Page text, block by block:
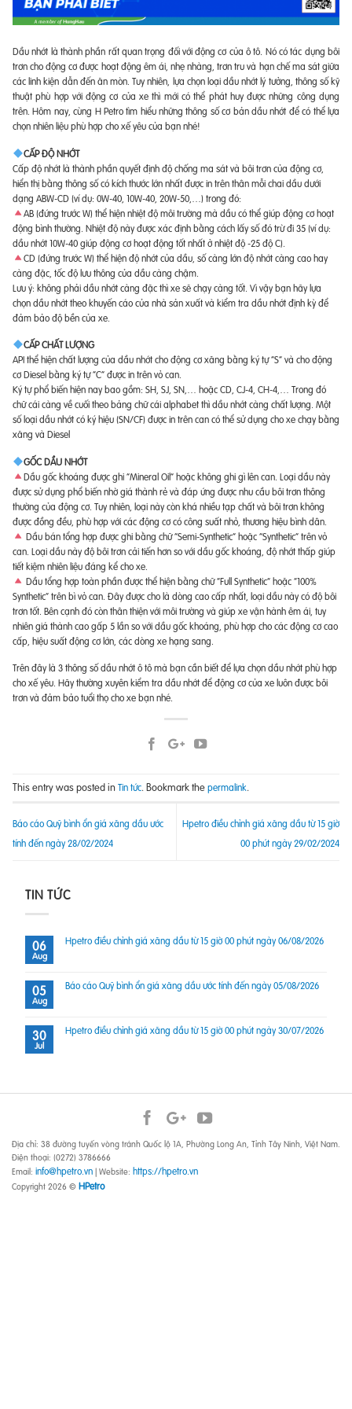
TIN TỨC
06
Aug
Hpetro điều chỉnh giá xăng dầu từ 15 giờ 00 phút ngày 06/08/2026
05
Aug
Báo cáo Quỹ bình ổn giá xăng dầu ước tính đến ngày 05/08/2026
30
Jul
Hpetro điều chỉnh giá xăng dầu từ 15 giờ 00 phút ngày 30/07/2026
Dầu nhớt là thành phần rất quan trọng đối với động cơ của ô tô. Nó có tác dụng bôi
trơn cho động cơ được hoạt động êm ái, nhẹ nhàng, trơn tru và hạn chế ma sát giữa
các linh kiện dẫn đến ăn mòn. Tuy nhiên, lựa chọn loại dầu nhớt lý tưởng, thông số kỹ
thuật phù hợp với động cơ của xe thì mới có thể phát huy được những công dụng
trên. Hôm nay, cùng H Petro tìm hiểu những thông số cơ bản dầu nhớt để có thể lựa
chọn nhiên liệu phù hợp cho xế yêu của bạn nhé!
CẤP ĐỘ NHỚT
Cấp độ nhớt là thành phần quyết định độ chống ma sát và bôi trơn của động cơ,
hiển thị bằng thông số có kích thước lớn nhất được in trên thân mỗi chai dầu dưới
dạng ABW-CD (ví dụ: 0W-40, 10W-40, 20W-50,…) trong đó:
AB (đứng trước W) thể hiện nhiệt độ môi trường mà dầu có thể giúp động cơ hoạt
động bình thường. Nhiệt độ này được xác định bằng cách lấy số đó trừ đi 35 (ví dụ:
dầu nhớt 10W-40 giúp động cơ hoạt động tốt nhất ở nhiệt độ -25 độ C).
CD (đứng trước W) thể hiện độ nhớt của dầu, số càng lớn độ nhớt càng cao hay
càng đặc, tốc độ lưu thông của dầu càng chậm.
Lưu ý: không phải dầu nhớt càng đặc thì xe sẽ chạy càng tốt. Vì vậy bạn hãy lựa
chọn dầu nhớt theo khuyến cáo của nhà sản xuất và kiểm tra dầu nhớt định kỳ để
đảm bảo độ bền của xe.
CẤP CHẤT LƯỢNG
API thể hiện chất lượng của dầu nhớt cho động cơ xăng bằng ký tự “S” và cho động
cơ Diesel bằng ký tự “C” được in trên vỏ can.
Ký tự phổ biến hiện nay bao gồm: SH, SJ, SN,… hoặc CD, CJ-4, CH-4,… Trong đó
chữ cái càng về cuối theo bảng chữ cái alphabet thì dầu nhớt càng chất lượng. Một
số loại dầu nhớt có ký hiệu (SN/CF) được in trên can có thể sử dụng cho xe chạy bằng
xăng và Diesel
GỐC DẦU NHỚT
Dầu gốc khoáng được ghi “Mineral Oil” hoặc không ghi gì lên can. Loại dầu này
được sử dụng phổ biến nhờ giá thành rẻ và đáp ứng được nhu cầu bôi trơn thông
thường của động cơ. Tuy nhiên, loại này còn khá nhiều tạp chất và bôi trơn không
được đồng đều, phù hợp với các động cơ có công suất nhỏ, thương hiệu bình dân.
Dầu bán tổng hợp được ghi bằng chữ “Semi-Synthetic” hoặc “Synthetic” trên vỏ
can. Loại dầu này độ bôi trơn cải tiến hơn so với dầu gốc khoáng, độ nhớt thấp giúp
tiết kiệm nhiên liệu đáng kể cho xe.
Dầu tổng hợp toàn phần được thể hiện bằng chữ “Full Synthetic” hoặc “100%
Synthetic” trên bì vỏ can. Đây được cho là dòng cao cấp nhất, loại dầu này có độ bôi
trơn tốt. Bên cạnh đó còn thân thiện với môi trường và giúp xe vận hành êm ái, tuy
nhiên giá thành cao gấp 5 lần so với dầu gốc khoáng, phù hợp cho các động cơ cao
cấp, hiệu suất động cơ lớn, các dòng xe hạng sang.
Trên đây là 3 thông số dầu nhớt ô tô mà bạn cần biết để lựa chọn dầu nhớt phù hợp
cho xế yêu. Hãy thường xuyên kiểm tra dầu nhớt để động cơ của xe luôn được bôi
trơn và đảm bảo tuổi thọ cho xe bạn nhé.
This entry was posted inTin tức. Bookmark thepermalink.
Báo cáo Quỹ bình ổn giá xăng dầu ước
tính đến ngày 28/02/2024
Hpetro điều chỉnh giá xăng dầu từ 15 giờ
00 phút ngày 29/02/2024
Địa chỉ: 38 đường tuyến vòng tránh Quốc lộ 1A, Phường Long An, Tỉnh Tây Ninh, Việt Nam.
Điện thoại: (0272) 3786666
Email: info@hpetro.vn | Website: https://hpetro.vn
Copyright 2026 © HPetro